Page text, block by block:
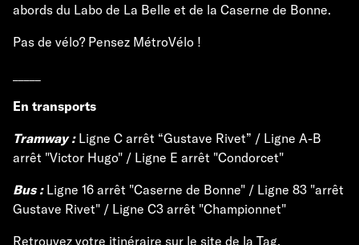
abords du Labo de La Belle et de la Caserne de Bonne.
Pas de vélo? Pensez MétroVélo !
En transports
Tramway : Ligne C arrêt “Gustave Rivet” / Ligne A-B
arrêt "Victor Hugo" / Ligne E arrêt "Condorcet"
Bus : Ligne 16 arrêt "Caserne de Bonne" / Ligne 83 "arrêt
Gustave Rivet" / Ligne C3 arrêt "Championnet"
Retrouvez votre itinéraire sur le site de la Tag.